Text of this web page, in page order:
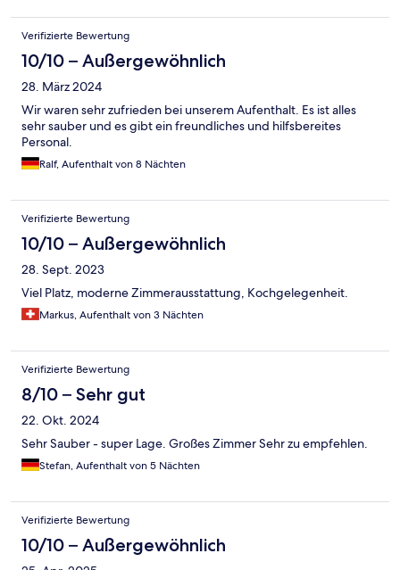
Verifizierte Bewertung
10/10 – Außergewöhnlich
28. März 2024
Wir waren sehr zufrieden bei unserem Aufenthalt. Es ist alles
sehr sauber und es gibt ein freundliches und hilfsbereites
Personal.
Ralf, Aufenthalt von 8 Nächten
Verifizierte Bewertung
10/10 – Außergewöhnlich
28. Sept. 2023
Viel Platz, moderne Zimmerausstattung, Kochgelegenheit.
Markus, Aufenthalt von 3 Nächten
Verifizierte Bewertung
8/10 – Sehr gut
22. Okt. 2024
Sehr Sauber - super Lage. Großes Zimmer Sehr zu empfehlen.
Stefan, Aufenthalt von 5 Nächten
Verifizierte Bewertung
10/10 – Außergewöhnlich